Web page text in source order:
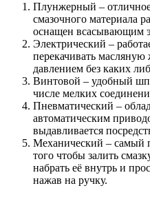
Плунжерный – отличное
смазочного материала
оснащен всасывающим
Электрический –
перекачивать
давлением без каких
Винтовой – удобный
числе мелких
Пневматический –
автоматическим
выдавливается
Механический – самый
того чтобы залить
набрать её внутрь и
нажав на ручку.